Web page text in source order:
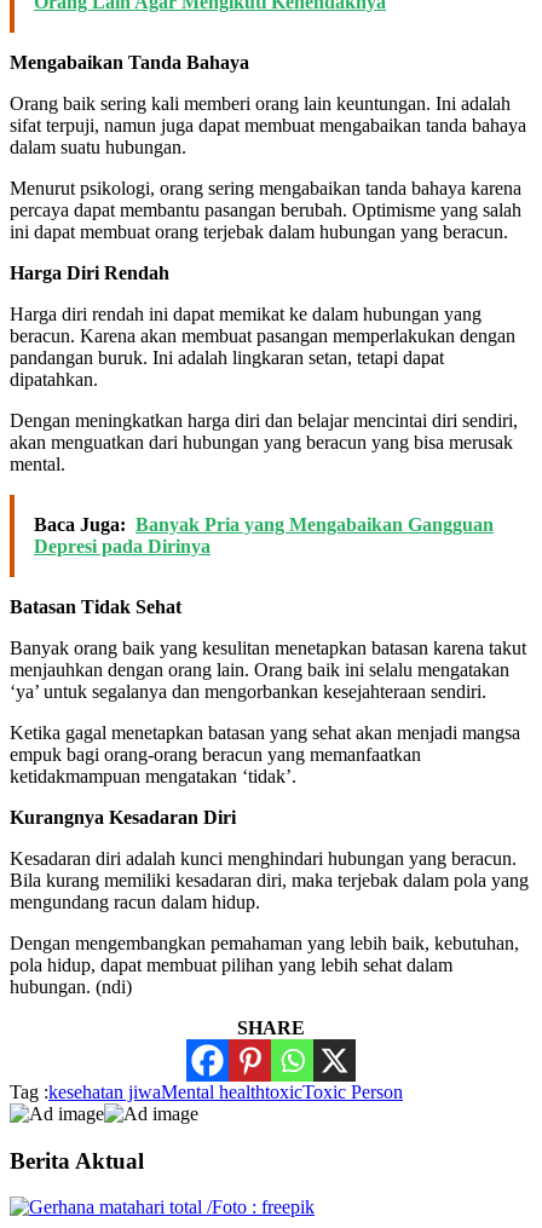
Mengabaikan Tanda Bahaya
Orang baik sering kali memberi orang lain keuntungan. Ini adalah
sifat terpuji, namun juga dapat membuat mengabaikan tanda bahaya
dalam suatu hubungan.
Menurut psikologi, orang sering mengabaikan tanda bahaya karena
percaya dapat membantu pasangan berubah. Optimisme yang salah
ini dapat membuat orang terjebak dalam hubungan yang beracun.
Harga Diri Rendah
Harga diri rendah ini dapat memikat ke dalam hubungan yang
beracun. Karena akan membuat pasangan memperlakukan dengan
pandangan buruk. Ini adalah lingkaran setan, tetapi dapat
dipatahkan.
Dengan meningkatkan harga diri dan belajar mencintai diri sendiri,
akan menguatkan dari hubungan yang beracun yang bisa merusak
mental.
Baca Juga: Banyak Pria yang Mengabaikan Gangguan
Depresi pada Dirinya
Batasan Tidak Sehat
Banyak orang baik yang kesulitan menetapkan batasan karena takut
menjauhkan dengan orang lain. Orang baik ini selalu mengatakan
‘ya’ untuk segalanya dan mengorbankan kesejahteraan sendiri.
Ketika gagal menetapkan batasan yang sehat akan menjadi mangsa
empuk bagi orang-orang beracun yang memanfaatkan
ketidakmampuan mengatakan ‘tidak’.
Kurangnya Kesadaran Diri
Kesadaran diri adalah kunci menghindari hubungan yang beracun.
Bila kurang memiliki kesadaran diri, maka terjebak dalam pola yang
mengundang racun dalam hidup.
Dengan mengembangkan pemahaman yang lebih baik, kebutuhan,
pola hidup, dapat membuat pilihan yang lebih sehat dalam
hubungan. (ndi)
SHARE
Tag :kesehatan jiwaMental healthtoxicToxic Person
Berita Aktual